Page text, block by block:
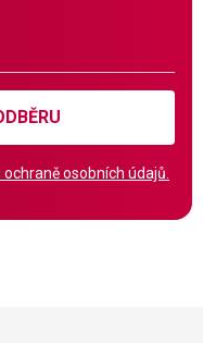
osobních údajů.